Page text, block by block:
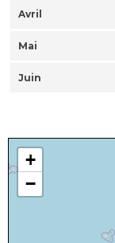
Avril
Mai
Juin
+
−